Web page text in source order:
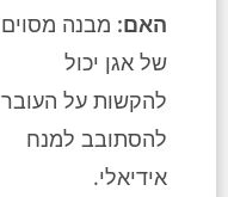
האם: מבנה מסוים
של אגן יכול
להקשות על העובר
להסתובב למנח
אידיאלי.